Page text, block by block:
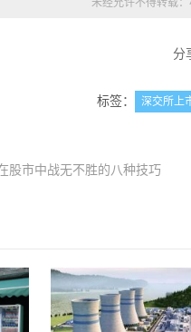
分
标签： 深交所上
股市中战无不胜的八种技巧